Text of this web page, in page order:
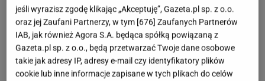
siedzi na balkonie tylko latem - większość z nas lubi
napawać się świeżym powietrzem nawet w
deszczu!
Ta markiza kosztowała prawie 1000 zł, a teraz
jeśli wyrazisz zgodę klikając „Akceptuję”, Gazeta.pl sp. z o.o.
oraz jej Zaufani Partnerzy, w tym [676] Zaufanych Partnerów
IAB, jak również Agora S.A. będąca spółką powiązaną z
Gazeta.pl sp. z o.o., będą przetwarzać Twoje dane osobowe
takie jak adresy IP, adresy e-mail czy identyfikatory plików
cookie lub inne informacje zapisane w tych plikach do celów